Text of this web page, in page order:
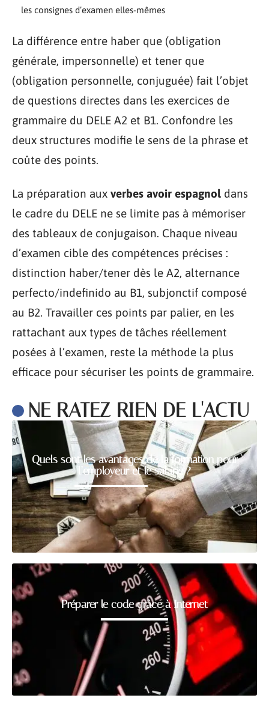
les consignes d’examen elles-mêmes
La différence entre haber que (obligation
générale, impersonnelle) et tener que
(obligation personnelle, conjuguée) fait l’objet
de questions directes dans les exercices de
grammaire du DELE A2 et B1. Confondre les
deux structures modifie le sens de la phrase et
coûte des points.
La préparation aux verbes avoir espagnol dans
le cadre du DELE ne se limite pas à mémoriser
des tableaux de conjugaison. Chaque niveau
d’examen cible des compétences précises :
distinction haber/tener dès le A2, alternance
perfecto/indefinido au B1, subjonctif composé
au B2. Travailler ces points par palier, en les
rattachant aux types de tâches réellement
posées à l’examen, reste la méthode la plus
efficace pour sécuriser les points de grammaire.
NE RATEZ RIEN DE L'ACTU
Quels sont les avantages de la formation pour
l’employeur et le salarié ?
Préparer le code grâce à Internet